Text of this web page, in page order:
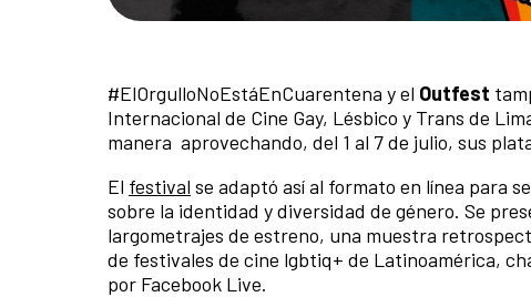
#ElOrgulloNoEstáEnCuarentena y el Outfest
Internacional de Cine Gay, Lésbico y Trans de
manera aprovechando, del 1 al 7 de julio, sus
El festival se adaptó así al formato en línea para
sobre la identidad y diversidad de género. Se
largometrajes de estreno, una muestra
de festivales de cine lgbtiq+ de Latinoamérica,
por Facebook Live.